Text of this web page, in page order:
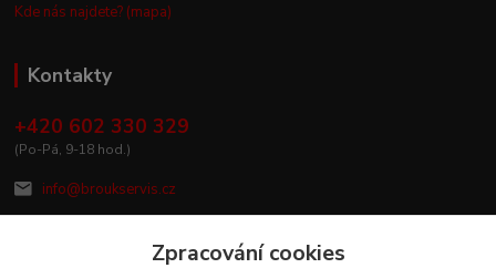
Kde nás najdete? (mapa)
Kontakty
+420 602 330 329
(Po-Pá, 9-18 hod.)
info@broukservis.cz
Zpracování cookies